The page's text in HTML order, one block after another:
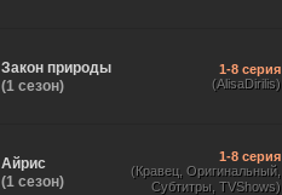
Закон природы
(1 сезон)
1-8 серия
(AlisaDirilis)
Айрис
(1 сезон)
1-8 серия
(Кравец, Оригинальный,
Субтитры, TVShows)